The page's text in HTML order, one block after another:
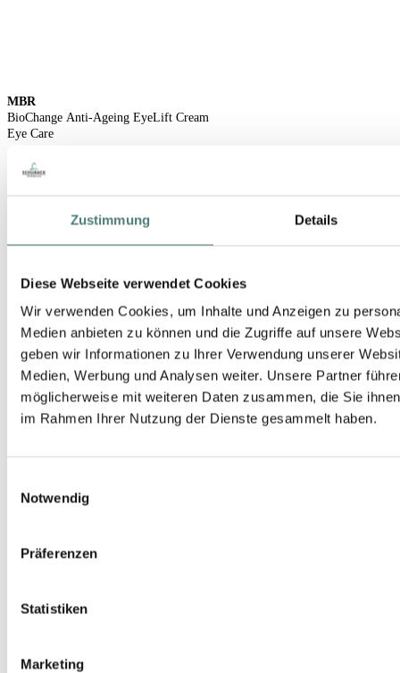
Zustimmung Details
Diese Webseite verwendet Cookies
Wir verwenden Cookies, um Inhalte und Anzeigen zu
Medien anbieten zu können und die Zugriffe auf unsere
geben wir Informationen zu Ihrer Verwendung unserer
Medien, Werbung und Analysen weiter. Unsere Partner
möglicherweise mit weiteren Daten zusammen, die Sie
im Rahmen Ihrer Nutzung der Dienste gesammelt haben.
Notwendig
Präferenzen
Statistiken
Marketing
MBR
BioChange Anti-Ageing EyeLift Cream
Eye Care
160,00 €
30 ml (533,33 € / 100 ml)